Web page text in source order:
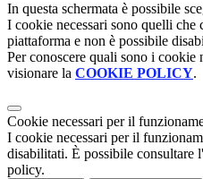
In questa schermata è possibile
I cookie necessari sono quelli
piattaforma e non è possibile
Per conoscere quali sono i cookie
visionare la COOKIE POLICY.
Cookie necessari per il
I cookie necessari per il
disabilitati. È possibile consultare
policy.